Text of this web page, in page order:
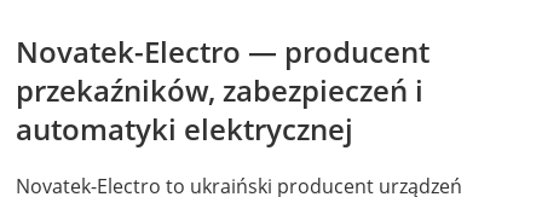
Novatek-Electro — producent
przekaźników, zabezpieczeń i
automatyki elektrycznej
Novatek-Electro to ukraiński producent urządzeń